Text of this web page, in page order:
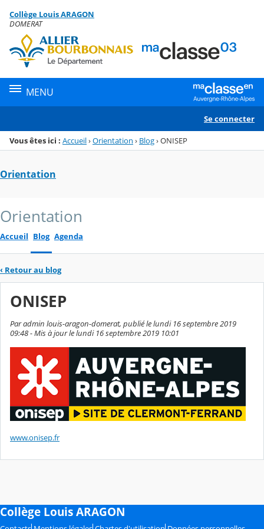
Menu de la rubrique
Contenu
Collège Louis ARAGON
DOMERAT
MENU
Se connecter
Vous êtes ici : Accueil›Orientation › Blog›ONISEP
Orientation
Orientation
Accueil Blog Agenda
‹ Retour au blog
ONISEP
Par admin louis-aragon-domerat, publié le lundi 16 septembre 2019
09:48 - Mis à jour le lundi 16 septembre 2019 10:01
www.onisep.fr
Collège Louis ARAGON